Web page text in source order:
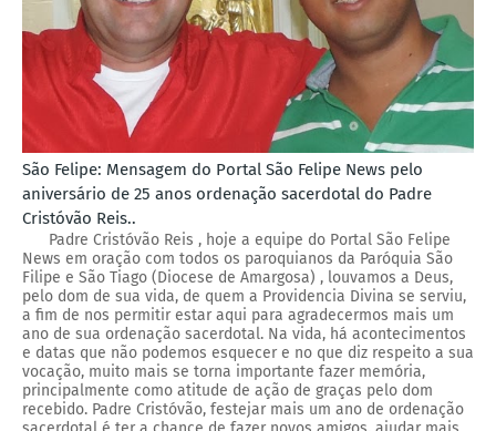
São Felipe: Mensagem do Portal São Felipe News pelo
aniversário de 25 anos ordenação sacerdotal do Padre
Cristóvão Reis..
Padre Cristóvão Reis , hoje a equipe do Portal São Felipe
News em oração com todos os paroquianos da Paróquia São
Filipe e São Tiago (Diocese de Amargosa) , louvamos a Deus,
pelo dom de sua vida, de quem a Providencia Divina se serviu,
a fim de nos permitir estar aqui para agradecermos mais um
ano de sua ordenação sacerdotal. Na vida, há acontecimentos
e datas que não podemos esquecer e no que diz respeito a sua
vocação, muito mais se torna importante fazer memória,
principalmente como atitude de ação de graças pelo dom
recebido. Padre Cristóvão, festejar mais um ano de ordenação